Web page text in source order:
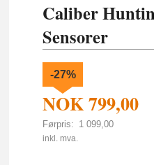
Caliber
Sensorer
NOK799,00
Førpris: 1 099,00
Rabatt
-27%
inkl. mva.